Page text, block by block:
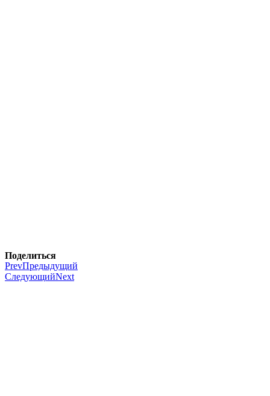
Поделиться
PrevПредыдущий
СледующийNext